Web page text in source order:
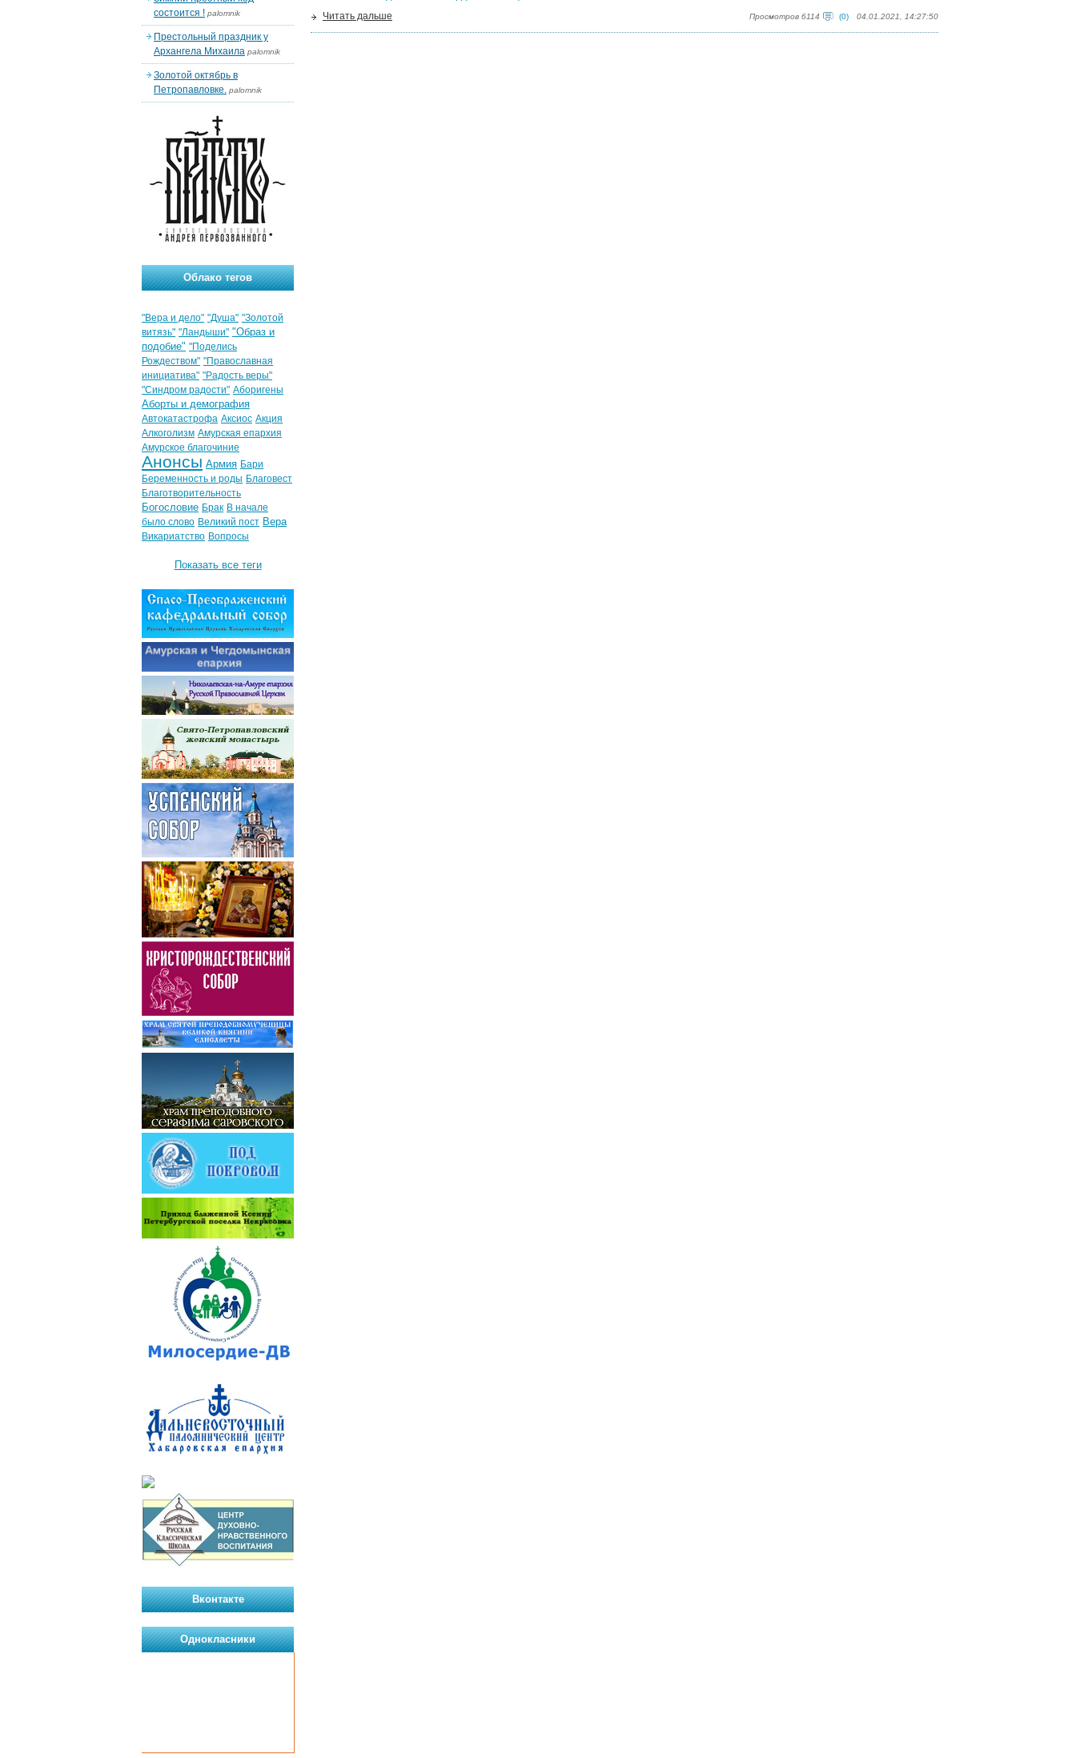
Просмотров 6114 (0) 04.01.2021, 14:27:50
Читать дальше
состоится ! palomnik
Престольный праздник у
Архангела Михаила palomnik
Золотой октябрь в
Петропавловке. palomnik
Облако тегов
"Вера и дело" "Душа" "Золотой
витязь" "Ландыши" "Образ и
подобие" "Поделись
Рождеством" "Православная
инициатива" "Радость веры"
"Синдром радости" Аборигены
Аборты и демография
Автокатастрофа Аксиос Акция
Алкоголизм Амурская епархия
Амурское благочиние
Анонсы Армия Бари
Беременность и роды Благовест
Благотворительность
Богословие Брак В начале
было слово Великий пост Вера
Викариатство Вопросы
Показать все теги
Вконтакте
Однокласники